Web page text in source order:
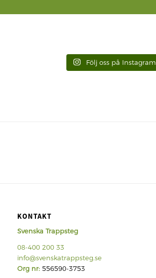
Följ oss på Instagram
KONTAKT
Svenska Trappsteg
08-400 200 33
info@svenskatrappsteg.se
Org nr:556590-3753